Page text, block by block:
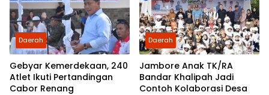
Daerah
Gebyar Kemerdekaan, 240
Atlet Ikuti Pertandingan
Cabor Renang
Daerah
Jambore Anak TK/RA
Bandar Khalipah Jadi
Contoh Kolaborasi Desa